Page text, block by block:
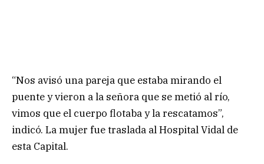
“Nos avisó una pareja que estaba mirando el
puente y vieron a la señora que se metió al río,
vimos que el cuerpo flotaba y la rescatamos”,
indicó. La mujer fue traslada al Hospital Vidal de
esta Capital.